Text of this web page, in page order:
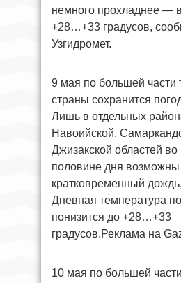
немного прохладнее —
+28…+33 градусов,
Узгидромет.
9 мая по большей части
страны сохранится
Лишь в отдельных
Навоийской,
Джизакской областей во
половине дня возможны
кратковременный
Дневная температура
понизится до +28…+33
градусов.Реклама на
10 мая по большей